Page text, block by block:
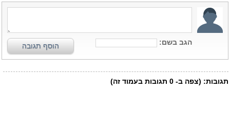
הגב בשם: הוסף תגובה
תגובות: (צפה ב- 0 תגובות בעמוד זה)